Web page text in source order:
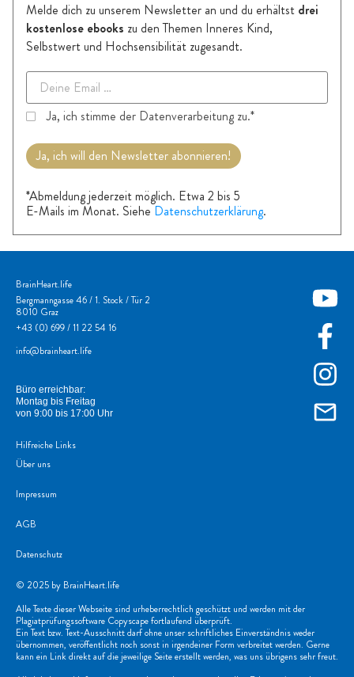
Melde dich zu unserem Newsletter an und du erhältst drei
kostenlose ebooks zu den Themen Inneres Kind,
Selbstwert und Hochsensibilität zugesandt.
Ja, ich stimme der Datenverarbeitung zu.*
Ja, ich will den Newsletter abonnieren!
*Abmeldung jederzeit möglich. Etwa 2 bis 5
E-Mails im Monat. Siehe Datenschutzerklärung.
BrainHeart.life
Bergmanngasse 46 / 1. Stock / Tür 2
8010 Graz
+43 (0) 699 / 11 22 54 16
info@brainheart.life
Büro erreichbar:
Montag bis Freitag
von 9:00 bis 17:00 Uhr
Hilfreiche Links
Über uns
Impressum
AGB
Datenschutz
© 2025 by BrainHeart.life
Alle Texte dieser Webseite sind urheberrechtlich geschützt und werden mit der
Plagiatprüfungssoftware Copyscape fortlaufend überprüft.
Ein Text bzw. Text-Ausschnitt darf ohne unser schriftliches Einverständnis weder
übernommen, veröffentlicht noch sonst in irgendeiner Form verbreitet werden. Gerne
kann ein Link direkt auf die jeweilige Seite erstellt werden, was uns übrigens sehr freut.